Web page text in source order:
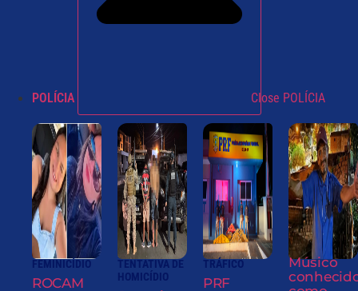
POLÍCIA Close POLÍCIA
FEMINICÍDIO
ROCAM
TENTATIVA DE
HOMICÍDIO
TRÁFICO
PRF
Músico